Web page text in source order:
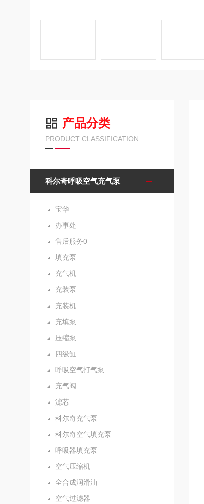
产品分类
PRODUCT CLASSIFICATION
科尔奇呼吸空气充气泵
宝华
办事处
售后服务0
填充泵
充气机
充装泵
充装机
充填泵
压缩泵
四级缸
呼吸空气打气泵
充气阀
滤芯
科尔奇充气泵
科尔奇空气填充泵
呼吸器填充泵
空气压缩机
全合成润滑油
空气过滤器